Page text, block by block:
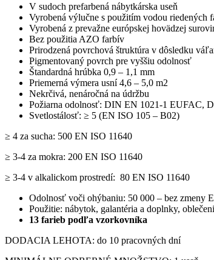
V sudoch prefarbená nábytkárska useň
Vyrobená výlučne s použitím vodou riedených
Vyrobená z prevažne európskej hovädzej
Bez použitia AZO farbív
Prirodzená povrchová štruktúra v dôsledku
Pigmentovaný povrch pre vyššiu odolnosť
Štandardná hrúbka 0,9 – 1,1 mm
Priemerná výmera usní 4,6 – 5,0 m2
Nekrčivá, nenáročná na údržbu
Požiarna odolnosť: DIN EN 1021-1 EUFAC,
Svetlostálosť: ≥ 5 (EN ISO 105 – B02)
≥ 4 za sucha: 500 EN ISO 11640
≥ 3-4 za mokra: 200 EN ISO 11640
≥ 3-4 v alkalickom prostredí: 80 EN ISO 11640
Odolnosť voči ohýbaniu: 50 000 – bez zmeny
Použitie: nábytok, galantéria a doplnky,
13 farieb podľa vzorkovníka
DODACIA LEHOTA: do 10 pracovných dní